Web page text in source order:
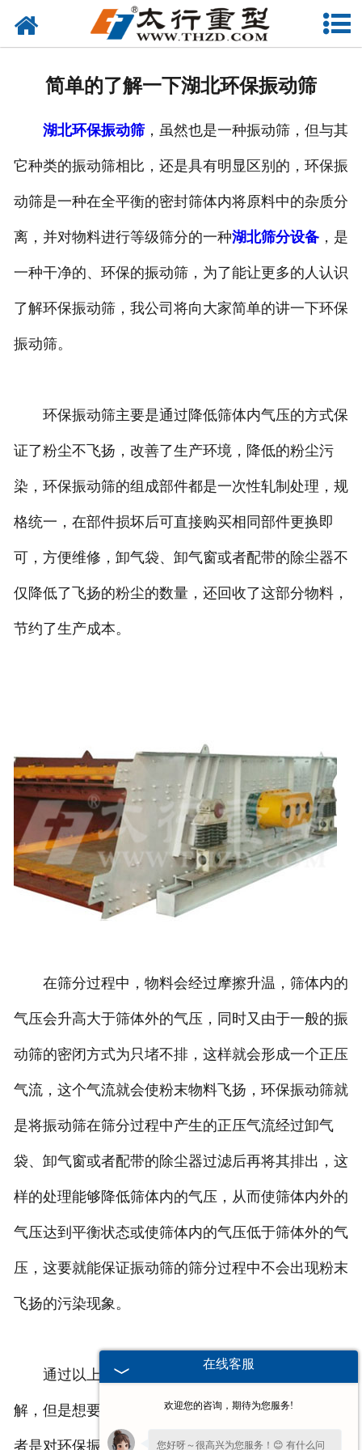
网站首页
联系我们
简单的了解一下湖北环保振动筛
湖北环保振动筛，虽然也是一种振动筛，但与其
它种类的振动筛相比，还是具有明显区别的，环保振
动筛是一种在全平衡的密封筛体内将原料中的杂质分
离，并对物料进行等级筛分的一种湖北筛分设备，是
一种干净的、环保的振动筛，为了能让更多的人认识
了解环保振动筛，我公司将向大家简单的讲一下环保
振动筛。
环保振动筛主要是通过降低筛体内气压的方式保
证了粉尘不飞扬，改善了生产环境，降低的粉尘污
染，环保振动筛的组成部件都是一次性轧制处理，规
格统一，在部件损坏后可直接购买相同部件更换即
可，方便维修，卸气袋、卸气窗或者配带的除尘器不
仅降低了飞扬的粉尘的数量，还回收了这部分物料，
节约了生产成本。
在筛分过程中，物料会经过摩擦升温，筛体内的
气压会升高大于筛体外的气压，同时又由于一般的振
动筛的密闭方式为只堵不排，这样就会形成一个正压
气流，这个气流就会使粉末物料飞扬，环保振动筛就
是将振动筛在筛分过程中产生的正压气流经过卸气
袋、卸气窗或者配带的除尘器过滤后再将其排出，这
样的处理能够降低筛体内的气压，从而使筛体内外的
气压达到平衡状态或使筛体内的气压低于筛体外的气
压，这要就能保证振动筛的筛分过程中不会出现粉末
飞扬的污染现象。
通过以上信息，可以对环保振动筛有个简单的了
解，但是想要掌握更多关于环保振动筛的信息，又或
者是对环保振动筛还有疑惑，又或者是想要购买环保
在线客服
欢迎您的咨询，期待为您服务!
您好呀～很高兴为您服务！😊 有什么问